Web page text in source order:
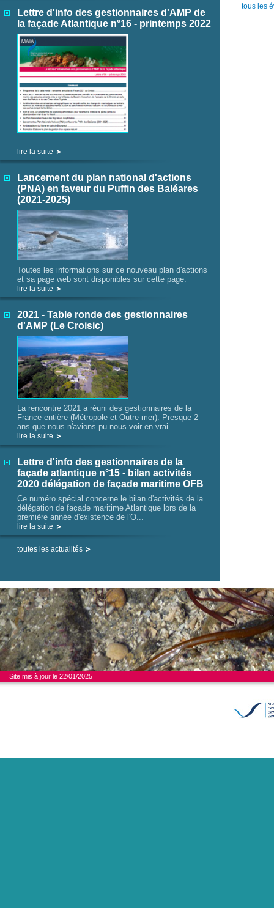
Lettre d'info des gestionnaires d'AMP de
la façade Atlantique n°16 - printemps 2022
lire la suite
Lancement du plan national d'actions
(PNA) en faveur du Puffin des Baléares
(2021-2025)
Toutes les informations sur ce nouveau plan d'actions
et sa page web sont disponibles sur cette page.
lire la suite
2021 - Table ronde des gestionnaires
d'AMP (Le Croisic)
La rencontre 2021 a réuni des gestionnaires de la
France entière (Métropole et Outre-mer). Presque 2
ans que nous n'avions pu nous voir en vrai ...
lire la suite
Lettre d'info des gestionnaires de la
façade atlantique n°15 - bilan activités
2020 délégation de façade maritime OFB
Ce numéro spécial concerne le bilan d'activités de la
délégation de façade maritime Atlantique lors de la
première année d'existence de l'O...
lire la suite
toutes les actualités
tous les
Site mis à jour le 22/01/2025